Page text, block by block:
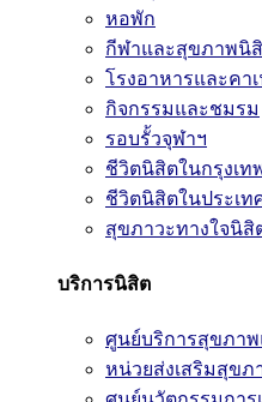
หอพัก
กีฬาและสุขภาพนิ
โรงอาหารและคาเ
กิจกรรมและชมรม
รอบรั้วจุฬาฯ
ชีวิตนิสิตในกรุงเท
ชีวิตนิสิตในประเท
สุขภาวะทางใจนิสิ
บริการนิสิต
ศูนย์บริการสุขภาพ
หน่วยส่งเสริมสุขภ